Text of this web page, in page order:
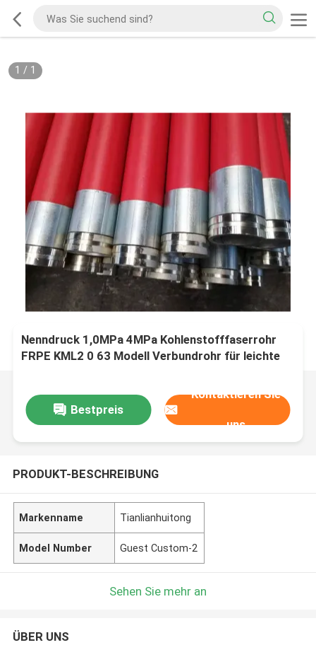
1 / 1
Nenndruck 1,0MPa 4MPa Kohlenstofffaserrohr
FRPE KML2 0 63 Modell Verbundrohr für leichte
Bestpreis
Kontaktieren Sie
uns
PRODUKT-BESCHREIBUNG
Markenname Tianlianhuitong
Model Number Guest Custom-2
Sehen Sie mehr an
ÜBER UNS